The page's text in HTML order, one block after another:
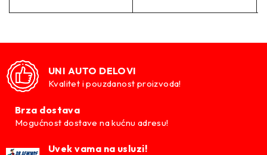
MILWAUKEE-4933478504
4933478504
UNI AUTO DELOVI
Kvalitet i pouzdanost proizvoda!
Brza dostava
Mogućnost dostave na kućnu adresu!
Uvek vama na usluzi!